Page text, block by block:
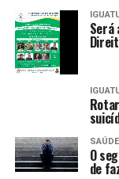
Será
SAÚDE
O
de